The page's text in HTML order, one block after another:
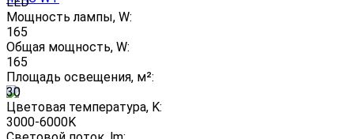
Мощность лампы, W:
165
Общая мощность, W:
165
Площадь освещения, м²:
30
Цветовая температура, K:
3000-6000K